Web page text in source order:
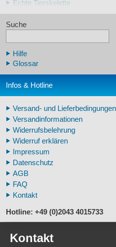
Echte Tierskelette
Echte Tierzähne
Krallen- und Zahnreplikate
Schädelreplikate Mensch
Knochenreplikate Mensch
Arm-/Beinskelette Mensch
Zähne Warzenschwein
Veterinär - Lehrmittel
Fossilreplikate Mensch
Pferdemähnen
Fußspuren museal
Tierhörner
Suche
Hilfe
Glossar
Infos & Hotline
Versand- und Lieferbedingungen
Versandinformationen
Widerrufsbelehrung
Widerruf erklären
Impressum
Datenschutz
AGB
FAQ
Kontakt
Hotline: +49 (0)2043 4015733
Kontakt